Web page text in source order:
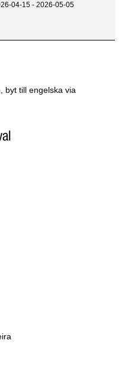
04-15 - 2026-05-05
byt till engelska via